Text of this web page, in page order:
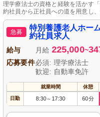
理学療法士の資格と経験を活かす
約社員から正社員への道を用意し
日124日以上をご用意。さらに現
の可能性もある幹部・管理職候補
急募
特別養護老人ホー
約社員求人
給与 月給 225,000~
応募要件必須: 理学療法士
歓迎: 自動車免許
就業時間 休憩
日勤 8:30～ 17:30 60分